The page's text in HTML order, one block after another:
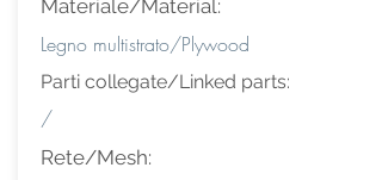
Materiale/Material:
Legno multistrato/Plywood
Parti collegate/Linked parts:
/
Rete/Mesh: